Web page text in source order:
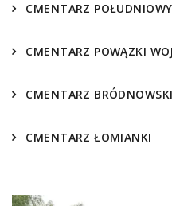
CMENTARZ
CMENTARZ POWĄZKI
CMENTARZ BRÓDNOWSKI
CMENTARZ ŁOMIANKI